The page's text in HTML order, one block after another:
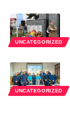
UNCATEGORIZED
UNCATEGORIZED